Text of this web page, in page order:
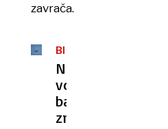
zavrača.
BELGIJA
Nad
vojaško
bazo
znova